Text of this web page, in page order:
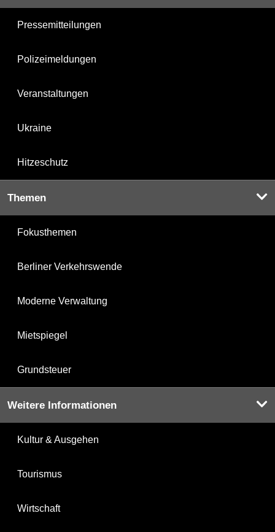
Pressemitteilungen
Polizeimeldungen
Veranstaltungen
Ukraine
Hitzeschutz
Themen
Fokusthemen
Berliner Verkehrswende
Moderne Verwaltung
Mietspiegel
Grundsteuer
Weitere Informationen
Kultur & Ausgehen
Tourismus
Wirtschaft